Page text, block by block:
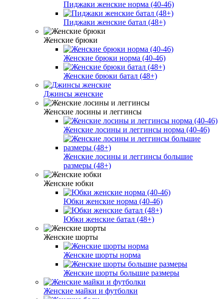
Пиджаки женские норма (40-46)
Пиджаки женские батал (48+)
Женские брюки
Женские брюки норма (40-46)
Женские брюки батал (48+)
Джинсы женские
Женские лосины и леггинсы
Женские лосины и леггинсы норма (40-46)
Женские лосины и леггинсы большие
размеры (48+)
Женские юбки
Юбки женские норма (40-46)
Юбки женские батал (48+)
Женские шорты
Женские шорты норма
Женские шорты большие размеры
Женские майки и футболки